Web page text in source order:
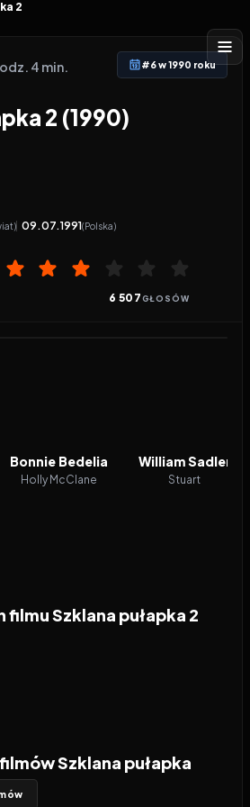
2
4 min. #6 w 1990 roku
2 (1990)
09.07.1991(Polska)
6 507GŁOSÓW
Bonnie Bedelia
Holly McClane
William Sadler
Stuart
Szklana pułapka 2
Szklana pułapka